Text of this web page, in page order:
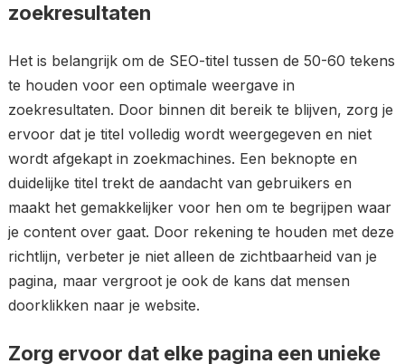
zoekresultaten
Het is belangrijk om de SEO-titel tussen de 50-60 tekens
te houden voor een optimale weergave in
zoekresultaten. Door binnen dit bereik te blijven, zorg je
ervoor dat je titel volledig wordt weergegeven en niet
wordt afgekapt in zoekmachines. Een beknopte en
duidelijke titel trekt de aandacht van gebruikers en
maakt het gemakkelijker voor hen om te begrijpen waar
je content over gaat. Door rekening te houden met deze
richtlijn, verbeter je niet alleen de zichtbaarheid van je
pagina, maar vergroot je ook de kans dat mensen
doorklikken naar je website.
Zorg ervoor dat elke pagina een unieke